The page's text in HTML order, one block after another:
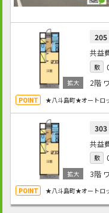
205
敷
2階
★八斗島町★オートロ
303
敷
3階
★八斗島町★オートロ